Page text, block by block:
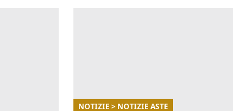
NOTIZIE > NOTIZIE ASTE